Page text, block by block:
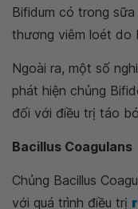
Bifidum có trong
thương viêm loét do
Ngoài ra, một số
phát hiện chủng
đối với điều trị táo
Bacillus Coagulans
Chủng Bacillus
với quá trình điều trị